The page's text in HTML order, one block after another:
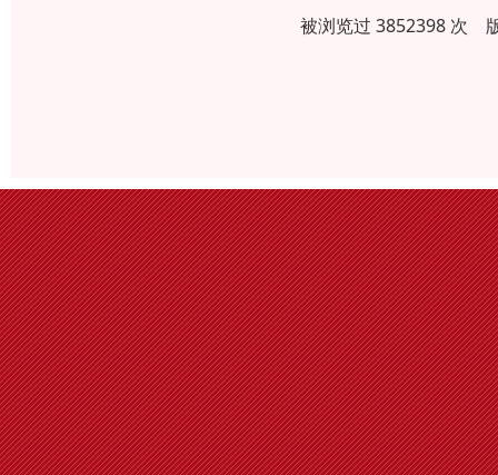
被浏览过 3852398 次